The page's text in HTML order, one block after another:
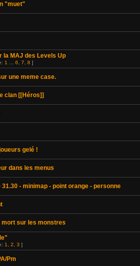
"muet"
la MAJ des Levels Up
1 6 7 8 ]
une meme case.
clan [[Héros]]
gelé !
dans les menus
31.30 - minimap - point orange - personne
mort sur les monstres
1 2 3 ]
Pm